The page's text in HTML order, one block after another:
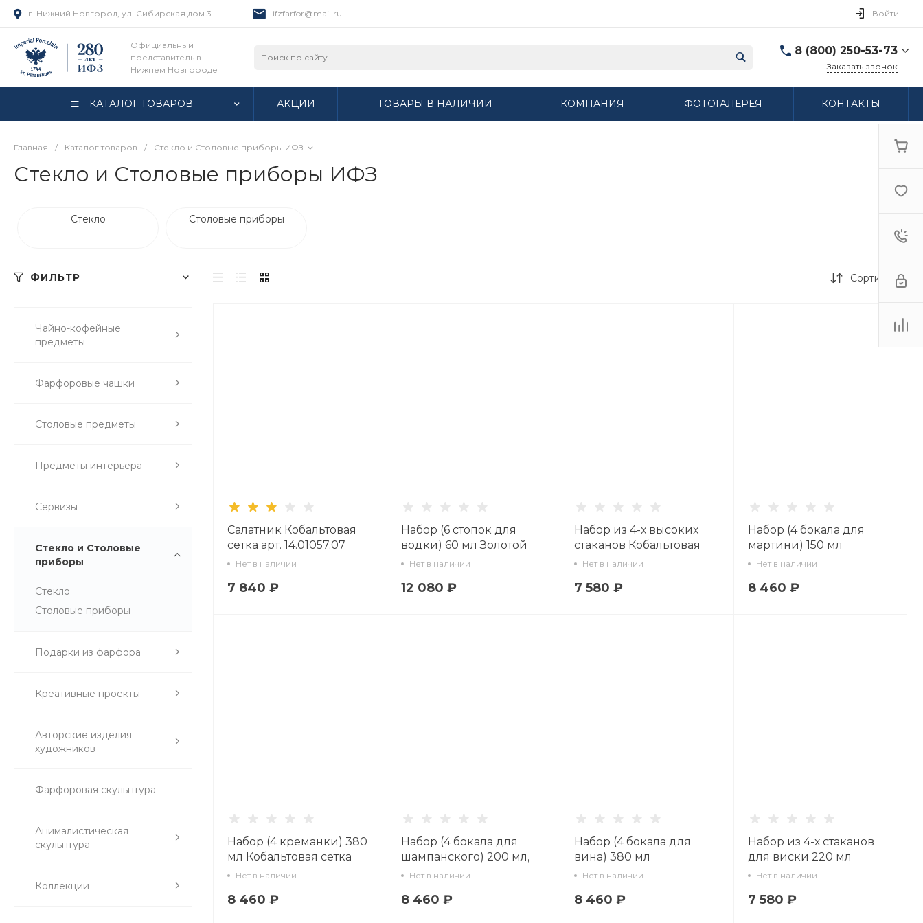
г. Нижний Новгород, ул. Сибирская дом 3 ifzfarfor@mail.ru Войти
Официальный
представитель в
Нижнем Новгороде
8 (800) 250-53-73
г. Нижний Новгород,
Заказать звонок
КАТАЛОГ ТОВАРОВ АКЦИИ ТОВАРЫ В НАЛИЧИИ КОМПАНИЯ ФОТОГАЛЕРЕЯ КОНТАКТЫ
Главная / Каталог товаров / Стекло и Столовые приборы ИФЗ
Стекло и Столовые приборы ИФЗ
Стекло Столовые приборы
ФИЛЬТР
Чайно-кофейные
предметы
Фарфоровые чашки
Столовые предметы
Предметы интерьера
Сервизы
Стекло и Столовые
приборы
Стекло
Столовые приборы
Подарки из фарфора
Креативные проекты
Авторские изделия
художников
Фарфоровая скульптура
Анималистическая
скульптура
Коллекции
Сортировка
Салатник Кобальтовая
сетка арт. 14.01057.07
Нет в наличии
7 840 ₽
Набор (6 стопок для
водки) 60 мл Золотой
арт. 14.00012.07
Нет в наличии
12 080 ₽
Набор из 4-х высоких
стаканов Кобальтовая
сетка 300 мл арт.
Нет в наличии
7 580 ₽
Набор (4 бокала для
мартини) 150 мл
Кобальтовая сетка арт.
Нет в наличии
8 460 ₽
Набор (4 креманки) 380
мл Кобальтовая сетка
арт. 14.11000.07
Нет в наличии
8 460 ₽
Набор (4 бокала для
шампанского) 200 мл,
Кобальтовая сетка арт.
Нет в наличии
8 460 ₽
Набор (4 бокала для
вина) 380 мл
Кобальтовая сетка арт.
Нет в наличии
8 460 ₽
Набор из 4-х стаканов
для виски 220 мл
Кобальтовая сетка арт.
Нет в наличии
7 580 ₽